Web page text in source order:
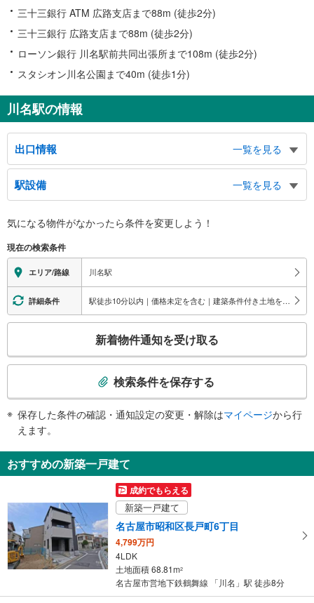
三十三銀行 ATM 広路支店まで88m (徒歩2分)
三十三銀行 広路支店まで88m (徒歩2分)
ローソン銀行 川名駅前共同出張所まで108m (徒歩2分)
スタシオン川名公園まで40m (徒歩1分)
川名駅の情報
出口情報
一覧を見る
１出口
（利用時間 ６：００～２３：００）、市バス １・４番のりば（広路小学
校）、広路小学校、第三銀行、名古屋市児童福祉センター、名古屋市発達障害
者支援センター、広路通５−７丁目、川名本町４−６丁目、川名町４−６丁目、
安田通５−７丁目、萩原町６丁目、川原通７・８丁目
２出口
市バス ２・３番のりば（広路小学校）、名古屋銀行、桑山美術館、川原コミ
ュニティセンター、川原通７・８丁目、広路通７・８丁目、花見通１丁目、山
花町、向山町１丁目、山中町１・２丁目
３出口
（利用時間 ６：００～２３：００）、駒方中学校、駒方町１−５丁目、檀渓
通１・２丁目、広路通７・８丁目、花見通２丁目、山中町２丁目、川名山町１
４出口
昭和警察署、紫雲殿、檀渓通１・２丁目、広路通５−７丁目、広路本町５・７
駅設備
一覧を見る
※段差なしでの移動経路
地上⇔改札⇔ホーム：○
エレベータ
・各ホーム⇔改札
・地上出口（２番出入口東側）
エスカレータ
《多機能トイレ》
・改札外（１、２番出口方面）
・改札外の多機能トイレ前
その他
気になる物件がなかったら条件を変更しよう！
現在の検索条件
エリア/路線 川名駅
詳細条件 駅徒歩10分以内｜価格未定を含む｜建築条件付き土地を含む
検
知
を
け
る
・
条
新着物件通知を受け取る
検索条件を保存する
保存した条件の確認・通知設定の変更・解除はマイページから行
えます。
おすすめの新築一戸建て
成約でもらえる
新築一戸建て
名古屋市昭和区長戸町6丁目
4,799万円
4LDK
土地面積 68.81m2
名古屋市営地下鉄鶴舞線 「川名」駅 徒歩8分